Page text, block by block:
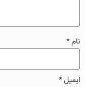
نام*
ایمیل*